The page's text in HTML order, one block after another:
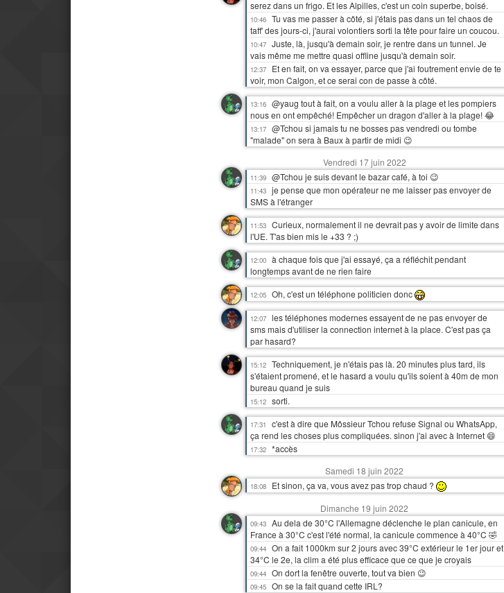
serez dans un frigo. Et les Alpilles, c'est un coin superbe, boisé.
10:46 Tu vas me passer à côté, si j'étais pas dans un tel chaos de
taff' des jours-ci, j'aurai volontiers sorti la tête pour faire un coucou.
10:47 Juste, là, jusqu'à demain soir, je rentre dans un tunnel. Je
vais même me mettre quasi offline jusqu'à demain soir.
12:37
Et en fait, on va essayer, parce que j'ai foutrement envie de te
voir, mon Calgon, et ce serai con de passe à côté.
13:16 @yaug tout à fait, on a voulu aller à la plage et les pompiers
nous en ont empêché! Empêcher un dragon d'aller à la plage! 😂
13:17 @Tchou si jamais tu ne bosses pas vendredi ou tombe
"malade" on sera à Baux à partir de midi 😉
Vendredi 17 juin 2022
11:39 @Tchou je suis devant le bazar café, à toi 😉
11:43 je pense que mon opérateur ne me laisser pas envoyer de
SMS à l'étranger
11:53 Curieux, normalement il ne devrait pas y avoir de limite dans
l'UE. T'as bien mis le +33 ? ;)
12:00 à chaque fois que j'ai essayé, ça a réfléchit pendant
longtemps avant de ne rien faire
12:05 Oh, c'est un téléphone politicien donc
12:07 les téléphones modernes essayent de ne pas envoyer de
sms mais d'utiliser la connection internet à la place. C'est pas ça
par hasard?
15:12 Techniquement, je n'étais pas là. 20 minutes plus tard, ils
s'étaient promené, et le hasard a voulu qu'ils soient à 40m de mon
bureau quand je suis
15:12 sorti.
17:31
c'est à dire que Môssieur Tchou refuse Signal ou WhatsApp,
ça rend les choses plus compliquées. sinon j'ai avec à Internet 😄
17:32 *accès
Samedi 18 juin 2022
18:08
Et sinon, ça va, vous avez pas trop chaud ?
Dimanche 19 juin 2022
09:43 Au dela de 30°C l'Allemagne déclenche le plan canicule, en
France à 30°C c'est l'été normal, la canicule commence à 40°C 🤣
09:44 On a fait 1000km sur 2 jours avec 39°C extérieur le 1er jour et
34°C le 2e, la clim a été plus efficace que ce que je croyais
09:44 On dort la fenêtre ouverte, tout va bien 😉
09:45 On se la fait quand cette IRL?